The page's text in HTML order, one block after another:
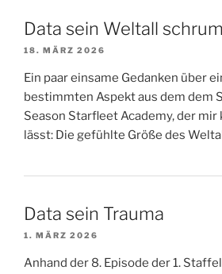
Data sein Weltall
18. MÄRZ 2026
Ein paar einsame Gedanken über
bestimmten Aspekt aus dem dem
Season Starfleet Academy, der mir
lässt: Die gefühlte Größe des
Data sein Trauma
1. MÄRZ 2026
Anhand der 8. Episode der 1.